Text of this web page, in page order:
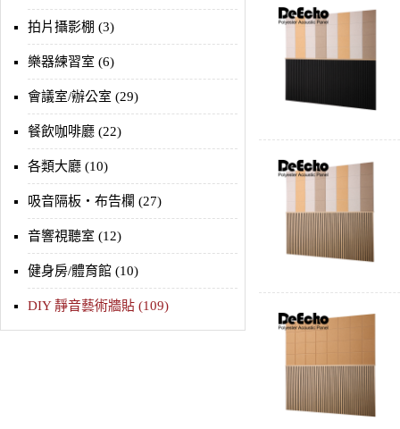
拍片攝影棚 (3)
樂器練習室 (6)
會議室/辦公室 (29)
餐飲咖啡廳 (22)
各類大廳 (10)
吸音隔板‧布告欄 (27)
音響視聽室 (12)
健身房/體育館 (10)
DIY 靜音藝術牆貼 (109)